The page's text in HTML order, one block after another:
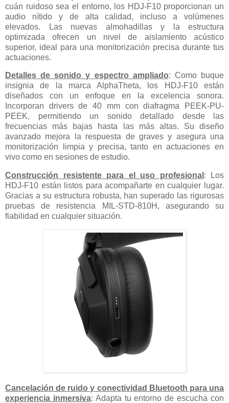
cuán ruidoso sea el entorno, los HDJ-F10 proporcionan un
audio nítido y de alta calidad, incluso a volúmenes
elevados. Las nuevas almohadillas y la estructura
optimizada ofrecen un nivel de aislamiento acústico
superior, ideal para una monitorización precisa durante tus
actuaciones.
Detalles de sonido y espectro ampliado: Como buque
insignia de la marca AlphaTheta, los HDJ-F10 están
diseñados con un enfoque en la excelencia sonora.
Incorporan drivers de 40 mm con diafragma PEEK-PU-
PEEK, permitiendo un sonido detallado desde las
frecuencias más bajas hasta las más altas. Su diseño
avanzado mejora la respuesta de graves y asegura una
monitorización limpia y precisa, tanto en actuaciones en
vivo como en sesiones de estudio.
Construcción resistente para el uso profesional : Los
HDJ-F10 están listos para acompañarte en cualquier lugar.
Gracias a su estructura robusta, han superado las rigurosas
pruebas de resistencia MIL-STD-810H, asegurando su
fiabilidad en cualquier situación.
Cancelación de ruido y conectividad Bluetooth para una
experiencia inmersiva: Adapta tu entorno de escucha con